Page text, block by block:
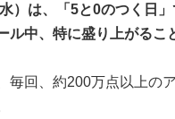
）は、「5と0のつく日
中、特に盛り上がるこ
毎回、約200万点以上の